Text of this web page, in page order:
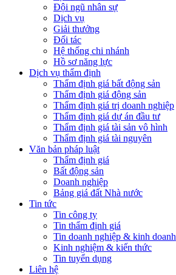
Đội ngũ nhân sự
Dịch vụ
Giải thưởng
Đối tác
Hệ thống chi nhánh
Hồ sơ năng lực
Dịch vụ thẩm định
Thẩm định giá bất động sản
Thẩm định giá động sản
Thẩm định giá trị doanh nghiệp
Thẩm định giá dự án đầu tư
Thẩm định giá tài sản vô hình
Thẩm định giá tài nguyên
Văn bản pháp luật
Thẩm định giá
Bất động sản
Doanh nghiệp
Bảng giá đất Nhà nước
Tin tức
Tin công ty
Tin thẩm định giá
Tin doanh nghiệp & kinh doanh
Kinh nghiệm & kiến thức
Tin tuyển dụng
Liên hệ